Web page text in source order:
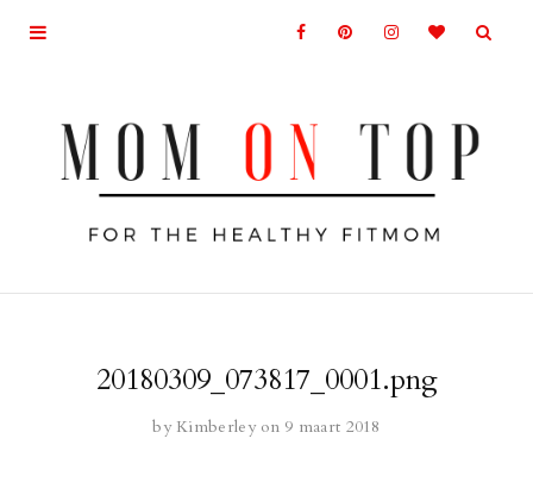
20180309_073817_0001.png
by Kimberley on 9 maart 2018